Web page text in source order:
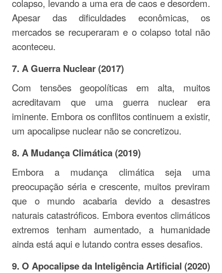
colapso, levando a uma era de caos e desordem.
Apesar das dificuldades econômicas, os
mercados se recuperaram e o colapso total não
aconteceu.
7. A Guerra Nuclear (2017)
Com tensões geopolíticas em alta, muitos
acreditavam que uma guerra nuclear era
iminente. Embora os conflitos continuem a existir,
um apocalipse nuclear não se concretizou.
8. A Mudança Climática (2019)
Embora a mudança climática seja uma
preocupação séria e crescente, muitos previram
que o mundo acabaria devido a desastres
naturais catastróficos. Embora eventos climáticos
extremos tenham aumentado, a humanidade
ainda está aqui e lutando contra esses desafios.
9. O Apocalipse da Inteligência Artificial (2020)